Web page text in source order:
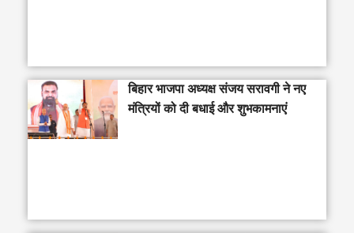
बिहार भाजपा अध्यक्ष संजय सरावगी ने नए
मंत्रियों को दी बधाई और शुभकामनाएं